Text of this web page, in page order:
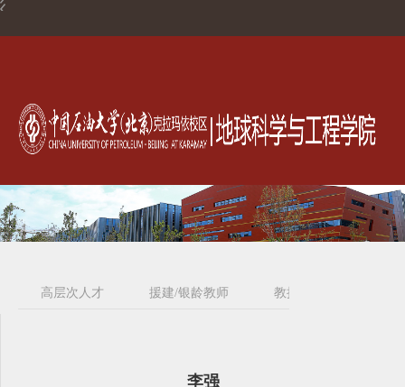
高层次人才 援建/银龄教师 教授
李强